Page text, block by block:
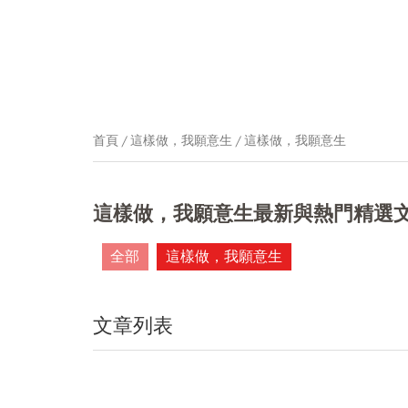
首頁 這樣做，我願意生 這樣做，我願意生
這樣做，我願意生最新與熱門精選
全部 這樣做，我願意生
文章列表